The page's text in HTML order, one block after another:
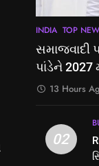
INDIA TOP
સમાજવાદી
પાંડેને 2027
13 Hours
02